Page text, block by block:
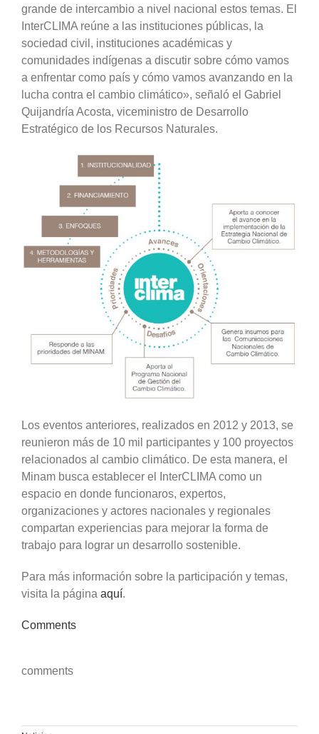
grande de intercambio a nivel nacional estos temas. El
InterCLIMA reúne a las instituciones públicas, la
sociedad civil, instituciones académicas y
comunidades indígenas a discutir sobre cómo vamos
a enfrentar como país y cómo vamos avanzando en la
lucha contra el cambio climático», señaló el Gabriel
Quijandría Acosta, viceministro de Desarrollo
Estratégico de los Recursos Naturales.
Los eventos anteriores, realizados en 2012 y 2013, se
reunieron más de 10 mil participantes y 100 proyectos
relacionados al cambio climático. De esta manera, el
Minam busca establecer el InterCLIMA como un
espacio en donde funcionaros, expertos,
organizaciones y actores nacionales y regionales
compartan experiencias para mejorar la forma de
trabajo para lograr un desarrollo sostenible.
Para más información sobre la participación y temas,
visita la página aquí.
Comments
comments